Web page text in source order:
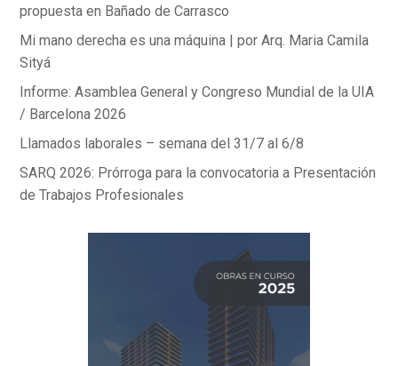
propuesta en Bañado de Carrasco
Mi mano derecha es una máquina | por Arq. Maria Camila
Sityá
Informe: Asamblea General y Congreso Mundial de la UIA
/ Barcelona 2026
Llamados laborales – semana del 31/7 al 6/8
SARQ 2026: Prórroga para la convocatoria a Presentación
de Trabajos Profesionales